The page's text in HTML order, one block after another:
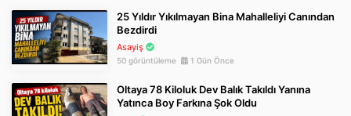
25 Yıldır Yıkılmayan Bina Mahalleliyi Canından
Bezdirdi
Asayiş
50 görüntüleme 1 Gün Önce
Oltaya 78 Kiloluk Dev Balık Takıldı Yanına
Yatınca Boy Farkına Şok Oldu